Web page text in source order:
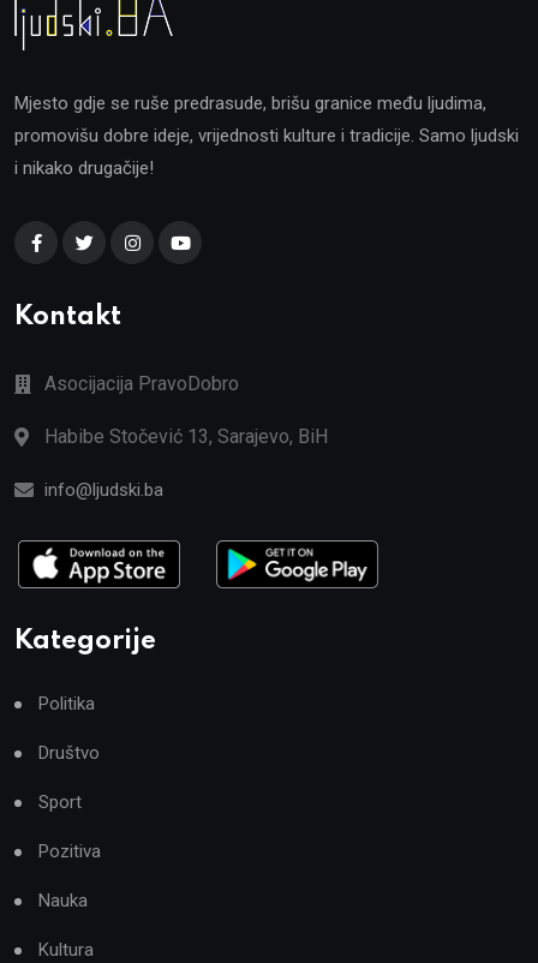
Mjesto gdje se ruše predrasude, brišu granice među ljudima,
promovišu dobre ideje, vrijednosti kulture i tradicije. Samo ljudski
i nikako drugačije!
Kontakt
Asocijacija PravoDobro
Habibe Stočević 13, Sarajevo, BiH
info@ljudski.ba
Kategorije
Politika
Društvo
Sport
Pozitiva
Nauka
Kultura